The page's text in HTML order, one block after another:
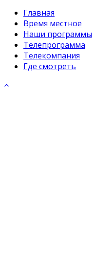
Главная
Время местное
Наши программы
Телепрограмма
Телекомпания
Где смотреть